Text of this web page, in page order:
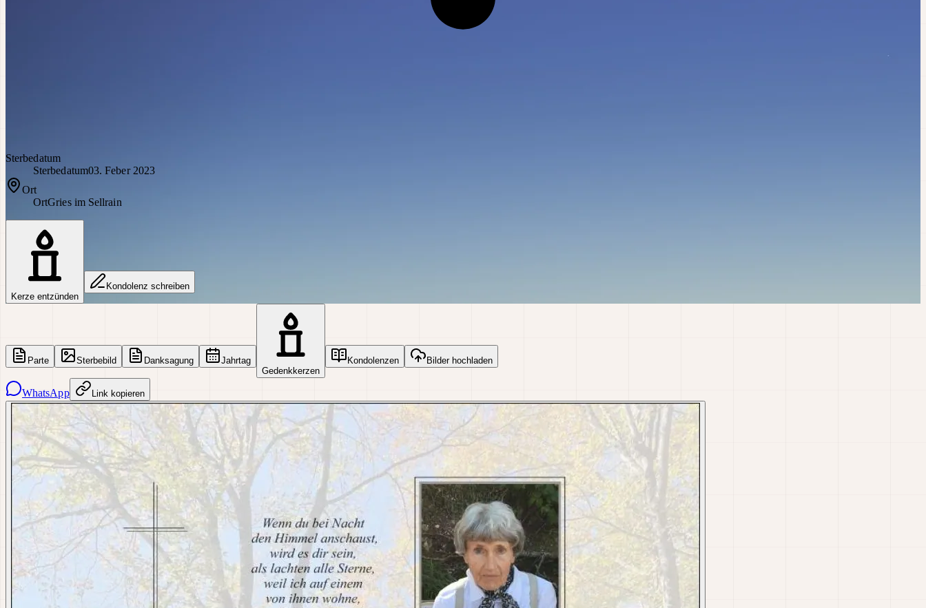
Sterbedatum
Sterbedatum03. Feber 2023
Ort
OrtGries im Sellrain
Kerze entzünden
Kondolenz schreiben
Parte Sterbebild Danksagung
Jahrtag
Gedenkkerzen
Kondolenzen Bilder hochladen
WhatsApp Link kopieren